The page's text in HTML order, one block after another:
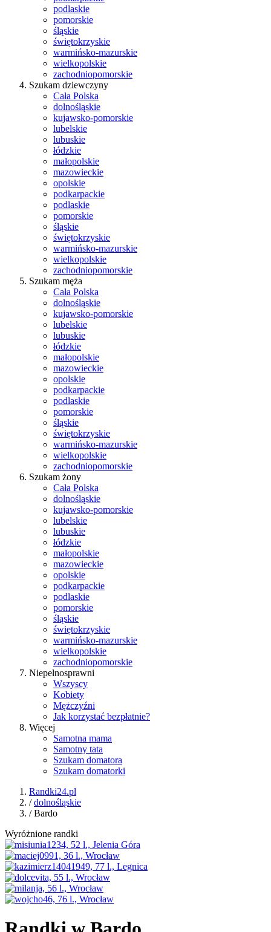
podlaskie
pomorskie
śląskie
świętokrzyskie
warmińsko-mazurskie
wielkopolskie
zachodniopomorskie
Szukam dziewczyny
Cała Polska
dolnośląskie
kujawsko-pomorskie
lubelskie
lubuskie
łódzkie
małopolskie
mazowieckie
opolskie
podkarpackie
podlaskie
pomorskie
śląskie
świętokrzyskie
warmińsko-mazurskie
wielkopolskie
zachodniopomorskie
Szukam męża
Cała Polska
dolnośląskie
kujawsko-pomorskie
lubelskie
lubuskie
łódzkie
małopolskie
mazowieckie
opolskie
podkarpackie
podlaskie
pomorskie
śląskie
świętokrzyskie
warmińsko-mazurskie
wielkopolskie
zachodniopomorskie
Szukam żony
Cała Polska
dolnośląskie
kujawsko-pomorskie
lubelskie
lubuskie
łódzkie
małopolskie
mazowieckie
opolskie
podkarpackie
podlaskie
pomorskie
śląskie
świętokrzyskie
warmińsko-mazurskie
wielkopolskie
zachodniopomorskie
Niepełnosprawni
Wszyscy
Kobiety
Mężczyźni
Jak korzystać bezpłatnie?
Więcej
Samotna mama
Samotny tata
Szukam domatora
Szukam domatorki
Randki24.pl
/dolnośląskie
/Bardo
Wyróżnione randki